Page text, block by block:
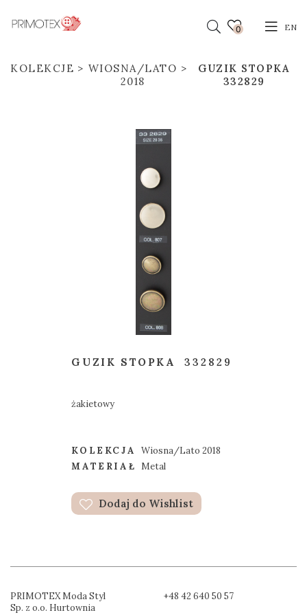
0 EN
KOLEKCJE
WIOSNA/LATO
2018
GUZIK STOPKA
332829
GUZIK STOPKA 332829
żakietowy
KOLEKCJA
Wiosna/Lato 2018
MATERIAŁ Metal
Dodaj do Wishlist
PRIMOTEX Moda Styl
Sp. z o.o. Hurtownia
+48 42 640 50 57